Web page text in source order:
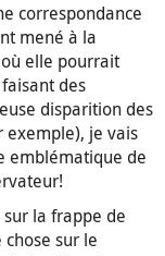
correspondance
mené à la
elle pourrait
des
disparition des
exemple), je vais
emblématique de
sur la frappe de
sur le